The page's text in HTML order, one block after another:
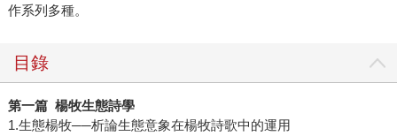
作系列多種。
目錄
第一篇 楊牧生態詩學
1.生態楊牧──析論生態意象在楊牧詩歌中的運用